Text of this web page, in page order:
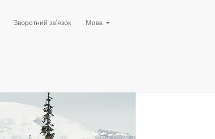
Зворотний зв’язок Мова